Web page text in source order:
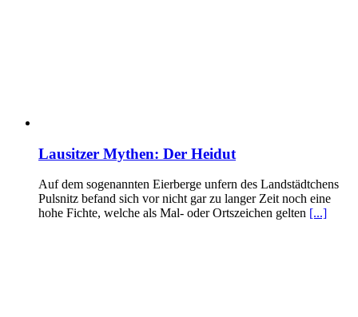
Lausitzer Mythen: Der Heidut
Auf dem sogenannten Eierberge unfern des Landstädtchens
Pulsnitz befand sich vor nicht gar zu langer Zeit noch eine
hohe Fichte, welche als Mal- oder Ortszeichen gelten [...]